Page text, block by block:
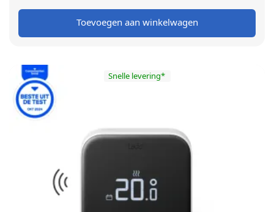
Toevoegen aan winkelwagen
Snelle levering*